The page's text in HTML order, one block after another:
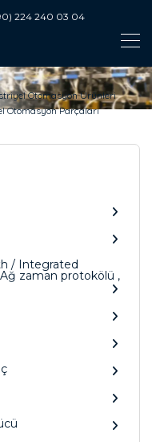
224 240 03 04
Otomasyon Ürünleri
Otomasyon Parçaları
/ Integrated
zaman protokölü ,